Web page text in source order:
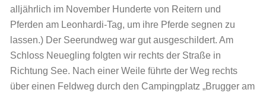
alljährlich im November Hunderte von Reitern und
Pferden am Leonhardi-Tag, um ihre Pferde segnen zu
lassen.) Der Seerundweg war gut ausgeschildert. Am
Schloss Neuegling folgten wir rechts der Straße in
Richtung See. Nach einer Weile führte der Weg rechts
über einen Feldweg durch den Campingplatz „Brugger am